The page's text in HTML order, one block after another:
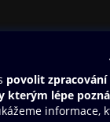
Dárkový poukaz
Nápověda